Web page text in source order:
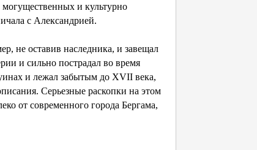
и культурно
с Александрией.
не оставив наследника, и завещал
и сильно пострадал во время
и лежал забытым до XVII века,
Серьезные раскопки на этом
от современного города Бергама,